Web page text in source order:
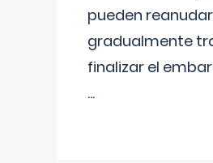
pueden
gradualmente
finalizar el
...